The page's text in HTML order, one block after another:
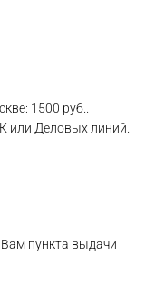
1500 руб..
или Деловых линий.
пункта выдачи